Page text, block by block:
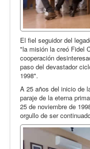
El fiel seguidor del
"la misión la creó Fidel
cooperación
paso del devastador
1998".
A 25 años del inicio de
paraje de la eterna
25 de noviembre de
orgullo de ser